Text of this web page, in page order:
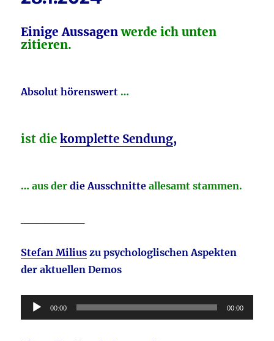
Umfrageergebnis,
Einige Aussagenwerde ich unten
zitieren.
Absolut hörenswert …
ist die komplette Sendung,
… aus derdie Ausschnitte allesamt stammen.
Stefan Milius zu psychologlischen Aspekten
der aktuellen Demos
Audio-
Player
00:00 00:00